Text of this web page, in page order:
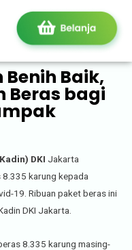
Baik,
Beras bagi
DKI Jakarta
karung kepada
19. Ribuan paket beras ini
DKI Jakarta.
8.335 karung masing-